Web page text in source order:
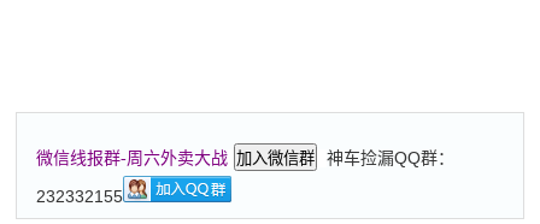
微信线报群-周六外卖大战 加入微信群
神车捡漏QQ群：
232332155